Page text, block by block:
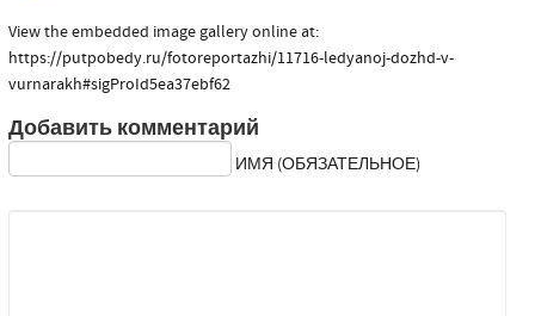
View the embedded image gallery online at:
https://putpobedy.ru/fotoreportazhi/11716-ledyanoj-dozhd-v-
vurnarakh#sigProId5ea37ebf62
Добавить комментарий
ИМЯ (ОБЯЗАТЕЛЬНОЕ)